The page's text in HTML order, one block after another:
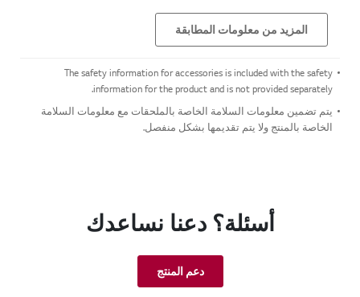
المزيد من معلومات المطابقة
The safety information for accessories is included with the safety
information for the product and is not provided separately.
يتم تضمين معلومات السلامة الخاصة بالملحقات مع معلومات السلامة
الخاصة بالمنتج ولا يتم تقديمها بشكل منفصل.
أسئلة؟ دعنا نساعدك
دعم المنتج